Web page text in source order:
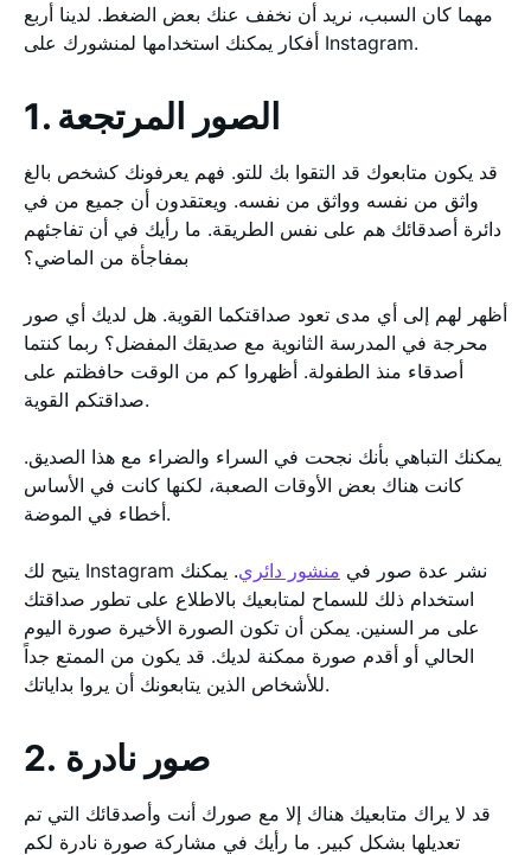
مهما كان السبب، نريد أن نخفف عنك بعض الضغط. لدينا أربع
أفكار يمكنك استخدامها لمنشورك على Instagram.
1. الصور المرتجعة
قد يكون متابعوك قد التقوا بك للتو. فهم يعرفونك كشخص بالغ
واثق من نفسه وواثق من نفسه. ويعتقدون أن جميع من في
دائرة أصدقائك هم على نفس الطريقة. ما رأيك في أن تفاجئهم
أظهر لهم إلى أي مدى تعود صداقتكما القوية. هل لديك أي صور
محرجة في المدرسة الثانوية مع صديقك المفضل؟ ربما كنتما
أصدقاء منذ الطفولة. أظهروا كم من الوقت حافظتم على
صداقتكم القوية.
يمكنك التباهي بأنك نجحت في السراء والضراء مع هذا الصديق.
كانت هناك بعض الأوقات الصعبة، لكنها كانت في الأساس
أخطاء في الموضة.
يتيح لك Instagram نشر عدة صور في منشور دائري. يمكنك
استخدام ذلك للسماح لمتابعيك بالاطلاع على تطور صداقتك
على مر السنين. يمكن أن تكون الصورة الأخيرة صورة اليوم
الحالي أو أقدم صورة ممكنة لديك. قد يكون من الممتع جداً
للأشخاص الذين يتابعونك أن يروا بداياتك.
2. صور نادرة
قد لا يراك متابعيك هناك إلا مع صورك أنت وأصدقائك التي تم
تعديلها بشكل كبير. ما رأيك في مشاركة صورة نادرة لكم